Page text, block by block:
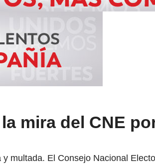
mira del CNE
multada. El Consejo Nacional